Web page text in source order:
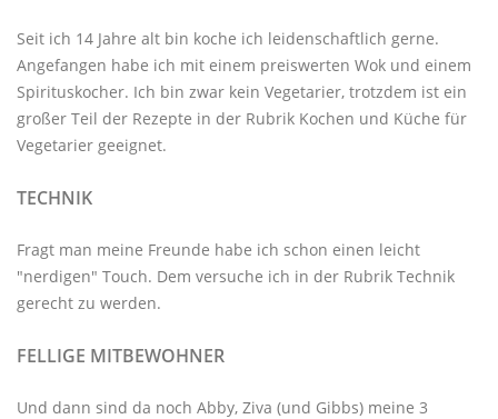
Seit ich 14 Jahre alt bin koche ich leidenschaftlich gerne.
Angefangen habe ich mit einem preiswerten Wok und einem
Spirituskocher. Ich bin zwar kein Vegetarier, trotzdem ist ein
großer Teil der Rezepte in der Rubrik Kochen und Küche für
Vegetarier geeignet.
TECHNIK
Fragt man meine Freunde habe ich schon einen leicht
"nerdigen" Touch. Dem versuche ich in der Rubrik Technik
gerecht zu werden.
FELLIGE MITBEWOHNER
Und dann sind da noch Abby, Ziva (und Gibbs) meine 3